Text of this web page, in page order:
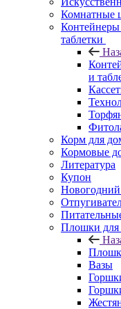
Комнатные
таблетки
и
Корм для
Кормовые
Литература
Купон
Новогодний
Плошки для
Вазы